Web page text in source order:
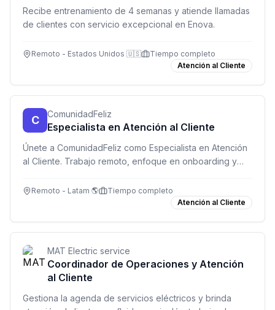
Recibe entrenamiento de 4 semanas y atiende llamadas
de clientes con servicio excepcional en Enova.
Remoto - Estados Unidos 🇺🇸
Tiempo completo
Atención al Cliente
C ComunidadFeliz
Especialista en Atención al Cliente
Únete a ComunidadFeliz como Especialista en Atención
al Cliente. Trabajo remoto, enfoque en onboarding y
Remoto - Latam 🌎
Tiempo completo
Atención al Cliente
MAT Electric service
Coordinador de Operaciones y Atención
al Cliente
Gestiona la agenda de servicios eléctricos y brinda